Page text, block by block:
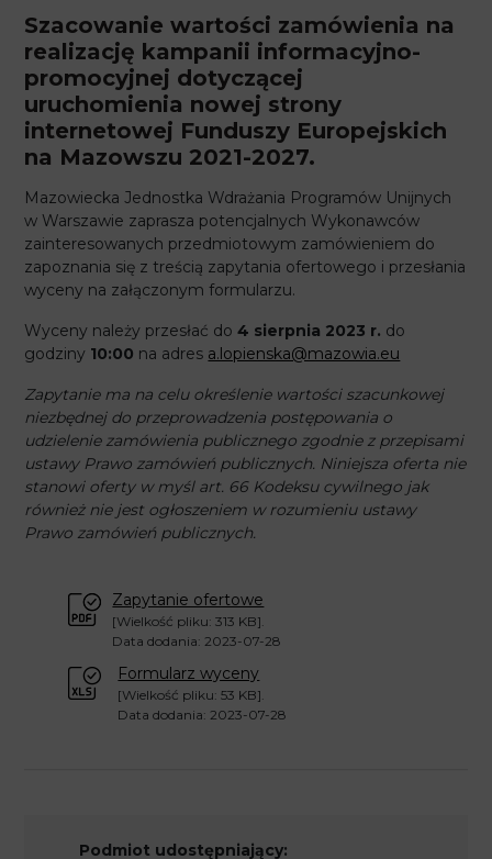
Szacowanie wartości zamówienia na
realizację kampanii informacyjno-
promocyjnej dotyczącej
uruchomienia nowej strony
internetowej Funduszy Europejskich
na Mazowszu 2021-2027.
Mazowiecka Jednostka Wdrażania Programów Unijnych
w Warszawie zaprasza potencjalnych Wykonawców
zainteresowanych przedmiotowym zamówieniem do
zapoznania się z treścią zapytania ofertowego i przesłania
wyceny na załączonym formularzu.
Wyceny należy przesłać do4 sierpnia 2023 r. do
godziny 10:00 na adres a.lopienska@mazowia.eu
Zapytanie ma na celu określenie wartości szacunkowej
niezbędnej do przeprowadzenia postępowania o
udzielenie zamówienia publicznego zgodnie z przepisami
ustawy Prawo zamówień publicznych. Niniejsza oferta nie
stanowi oferty w myśl art. 66 Kodeksu cywilnego jak
również nie jest ogłoszeniem w rozumieniu ustawy
Prawo zamówień publicznych.
Zapytanie ofertowe
[Wielkość pliku: 313 KB].
Data dodania: 2023-07-28
Formularz wyceny
[Wielkość pliku: 53 KB].
Data dodania: 2023-07-28
Podmiot udostępniający: